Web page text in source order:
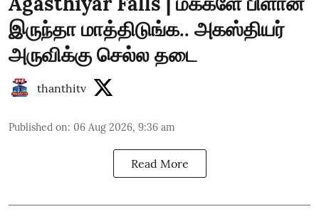
இருந்தா மாத்திடுங்க.. அகஸ்தியர்
அருவிக்கு செல்ல தடை
thanthitv
Published on: 06 Aug 2026, 9:36 am
Read More